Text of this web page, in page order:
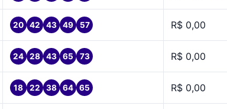
20 42 43 49 57 R$ 0,00
24 28 43 65 73 R$ 0,00
18 22 38 64 65 R$ 0,00